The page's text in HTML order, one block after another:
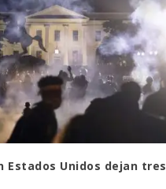
Estados Unidos dejan tres